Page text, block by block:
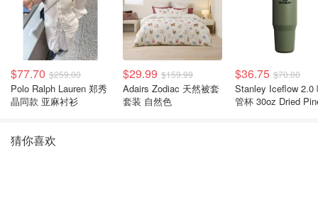
$77.70 $259.00
Polo Ralph Lauren 郑秀
晶同款 亚麻衬衫
$29.99 $159.99
Adairs Zodiac 天然被套
套装 自然色
$36.75 $70.00
Stanley Iceflow 2.0 吸
管杯 30oz Dried
猜你喜欢